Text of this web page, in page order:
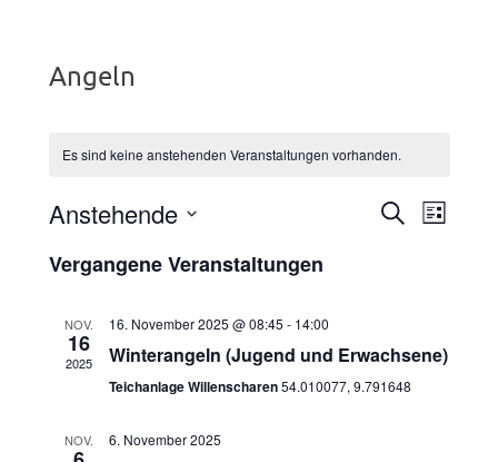
Angeln
Es sind keine anstehenden Veranstaltungen vorhanden.
SUCHELISTE
Anstehende
wählen.
Vergangene Veranstaltungen
NOV.
16
2025
16. November 2025 @ 08:45 - 14:00
Winterangeln (Jugend und Erwachsene)
Teichanlage Willenscharen54.010077, 9.791648
NOV. 6. November 2025